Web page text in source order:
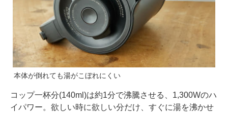
本体が倒れても湯がこぼれにくい
コップ一杯分(140ml)は約1分で沸騰させる、1,300Wのハ
イパワー。欲しい時に欲しい分だけ、すぐに湯を沸かせ